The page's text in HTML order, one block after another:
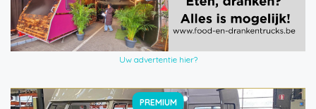
Uw advertentie hier?
PREMIUM